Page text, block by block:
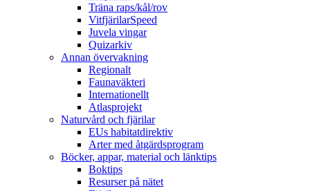
Träna raps/kål/rov
VitfjärilarSpeed
Juvela vingar
Quizarkiv
Annan övervakning
Regionalt
Faunaväkteri
Internationellt
Atlasprojekt
Naturvård och fjärilar
EUs habitatdirektiv
Arter med åtgärdsprogram
Böcker, appar, material och länktips
Boktips
Resurser på nätet